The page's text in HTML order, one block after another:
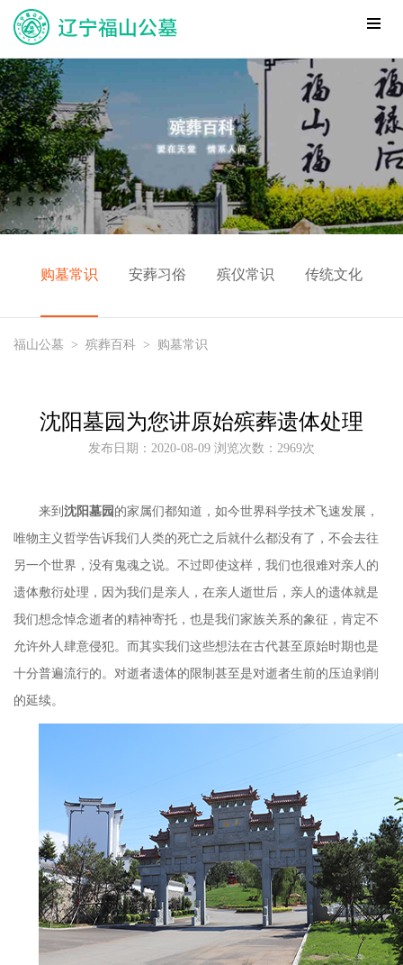
购墓常识 安葬习俗 殡仪常识 传统文化
福山公墓 > 殡葬百科 > 购墓常识
沈阳墓园为您讲原始殡葬遗体处理
发布日期：2020-08-09 浏览次数：2969次
来到 沈阳墓园 的家属们都知道，如今世界科学技术飞速发展，
唯物主义哲学告诉我们人类的死亡之后就什么都没有了，不会去往
另一个世界，没有鬼魂之说。不过即使这样，我们也很难对亲人的
遗体敷衍处理，因为我们是亲人，在亲人逝世后，亲人的遗体就是
我们想念悼念逝者的精神寄托，也是我们家族关系的象征，肯定不
允许外人肆意侵犯。而其实我们这些想法在古代甚至原始时期也是
十分普遍流行的。对逝者遗体的限制甚至是对逝者生前的压迫剥削
的延续。